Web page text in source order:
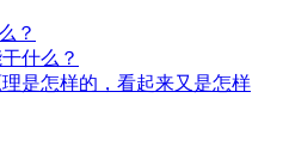
？
什么？
是怎样的，看起来又是怎样